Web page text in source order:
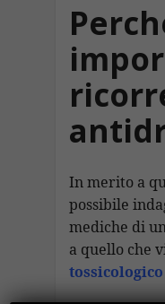
In merito a
possibile
mediche di
a quello che